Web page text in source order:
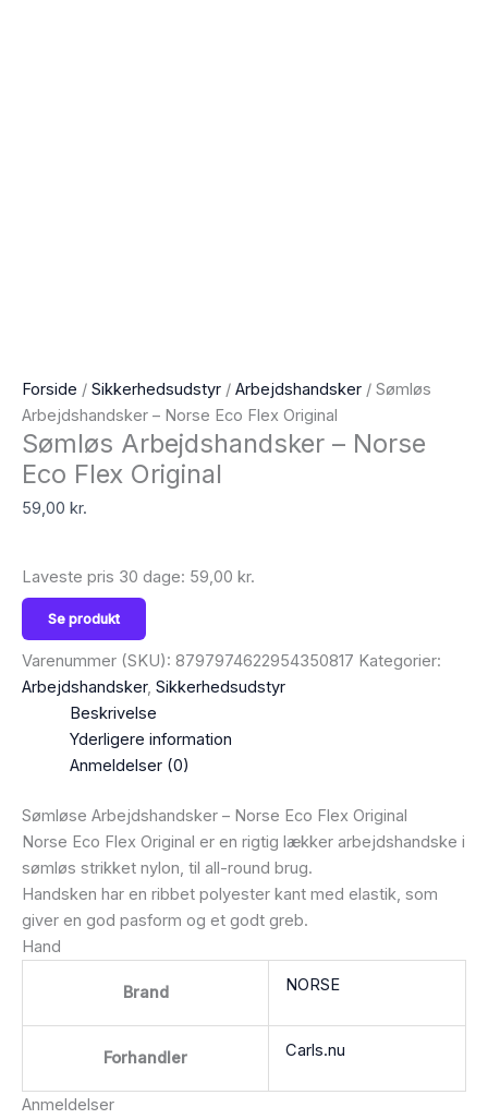
Forside / Sikkerhedsudstyr / Arbejdshandsker / Sømløs
Arbejdshandsker – Norse Eco Flex Original
Sømløs Arbejdshandsker – Norse
Eco Flex Original
59,00 kr.
Laveste pris 30 dage: 59,00 kr.
Se produkt
Varenummer (SKU): 8797974622954350817 Kategorier:
Arbejdshandsker, Sikkerhedsudstyr
Beskrivelse
Yderligere information
Anmeldelser (0)
Sømløse Arbejdshandsker – Norse Eco Flex Original
Norse Eco Flex Original er en rigtig lækker arbejdshandske i
sømløs strikket nylon, til all-round brug.
Handsken har en ribbet polyester kant med elastik, som
giver en god pasform og et godt greb.
Hand
Brand NORSE
Forhandler Carls.nu
Anmeldelser